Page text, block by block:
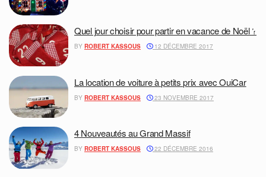
Quel jour choisir pour partir en vacance de Noël ?
BY ROBERT KASSOUS 12 DÉCEMBRE 2017
La location de voiture à petits prix avec OuiCar
BY ROBERT KASSOUS 23 NOVEMBRE 2017
4 Nouveautés au Grand Massif
BY ROBERT KASSOUS 22 DÉCEMBRE 2016